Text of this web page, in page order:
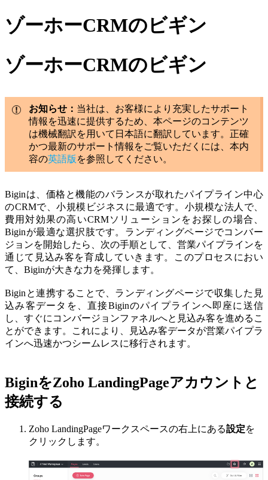
ゾーホーCRMのビギン
ゾーホーCRMのビギン
お知らせ： 当社は、お客様により充実したサポート
情報を迅速に提供するため、本ページのコンテンツ
は機械翻訳を用いて日本語に翻訳しています。正確
かつ最新のサポート情報をご覧いただくには、本内
容の英語版 を参照してください。
Biginは、価格と機能のバランスが取れたパイプライン中心
のCRMで、小規模ビジネスに最適です。小規模な法人で、
費用対効果の高いCRMソリューションをお探しの場合、
Biginが最適な選択肢です。 ランディングページでコンバー
ジョンを開始したら、次の手順として、営業パイプラインを
通じて見込み客を育成していきます。このプロセスにおい
て、Biginが大きな力を発揮します。
Biginと連携することで、ランディングページで収集した見
込み客データを、直接Biginのパイプラインへ即座に送信
し、すぐにコンバージョンファネルへと見込み客を進めるこ
とができます。これにより、見込み客データが営業パイプラ
インへ迅速かつシームレスに移行されます。
BiginをZoho LandingPageアカウントと
接続する
Zoho LandingPageワークスペースの右上にある設定を
クリックします。